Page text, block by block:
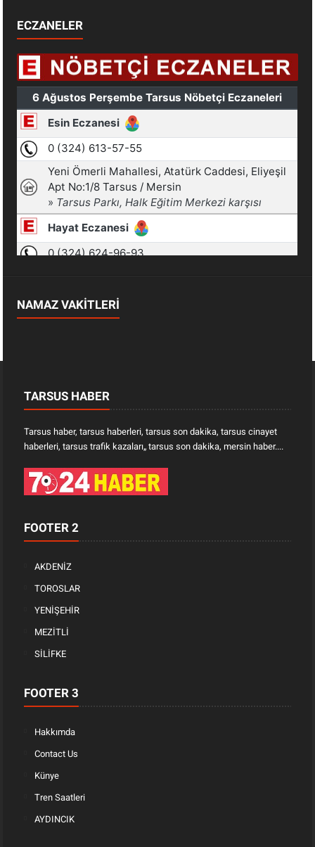
ECZANELER
NAMAZ VAKİTLERİ
TARSUS HABER
Tarsus haber, tarsus haberleri, tarsus son dakika, tarsus cinayet
haberleri, tarsus trafik kazaları„ tarsus son dakika, mersin haber....
FOOTER 2
AKDENİZ
TOROSLAR
YENİŞEHİR
MEZİTLİ
SİLİFKE
FOOTER 3
Hakkımda
Contact Us
Künye
Tren Saatleri
AYDINCIK